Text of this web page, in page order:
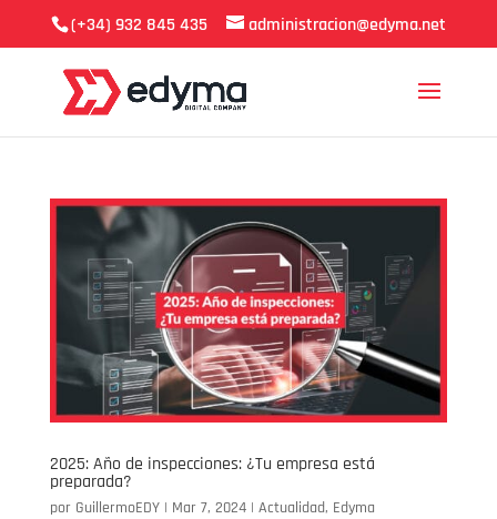
(+34) 932 845 435 administracion@edyma.net
2025: Año de inspecciones: ¿Tu empresa está
preparada?
por GuillermoEDY| Mar 7, 2024| Actualidad, Edyma